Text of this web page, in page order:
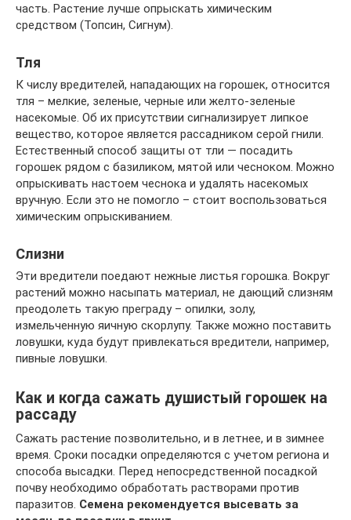
часть. Растение лучше опрыскать химическим
средством (Топсин, Сигнум).
Тля
К числу вредителей, нападающих на горошек, относится
тля – мелкие, зеленые, черные или желто-зеленые
насекомые. Об их присутствии сигнализирует липкое
вещество, которое является рассадником серой гнили.
Естественный способ защиты от тли — посадить
горошек рядом с базиликом, мятой или чесноком. Можно
опрыскивать настоем чеснока и удалять насекомых
вручную. Если это не помогло – стоит воспользоваться
химическим опрыскиванием.
Слизни
Эти вредители поедают нежные листья горошка. Вокруг
растений можно насыпать материал, не дающий слизням
преодолеть такую преграду – опилки, золу,
измельченную яичную скорлупу. Также можно поставить
ловушки, куда будут привлекаться вредители, например,
пивные ловушки.
Как и когда сажать душистый горошек на
рассаду
Сажать растение позволительно, и в летнее, и в зимнее
время. Сроки посадки определяются с учетом региона и
способа высадки. Перед непосредственной посадкой
почву необходимо обработать растворами против
паразитов. Семена рекомендуется высевать за